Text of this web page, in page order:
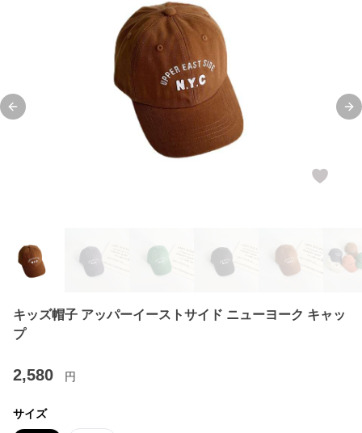
Previous slide
キッズ帽子 アッパーイーストサイド ニューヨーク キャッ
プ
2,580 円
サイズ